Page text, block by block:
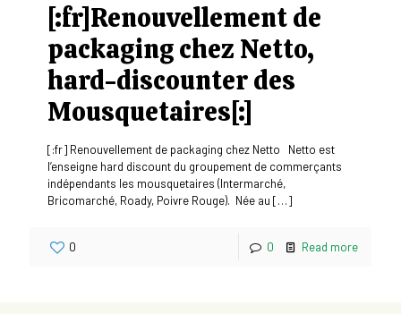
[:fr]Renouvellement de
packaging chez Netto,
hard-discounter des
Mousquetaires[:]
[:fr] Renouvellement de packaging chez Netto Netto est
l’enseigne hard discount du groupement de commerçants
indépendants les mousquetaires (Intermarché,
Bricomarché, Roady, Poivre Rouge). Née au […]
0 0 Read more